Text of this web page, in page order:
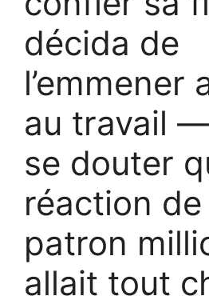
décida de
l’emmener
au travail
se douter
réaction
patron
allait tout